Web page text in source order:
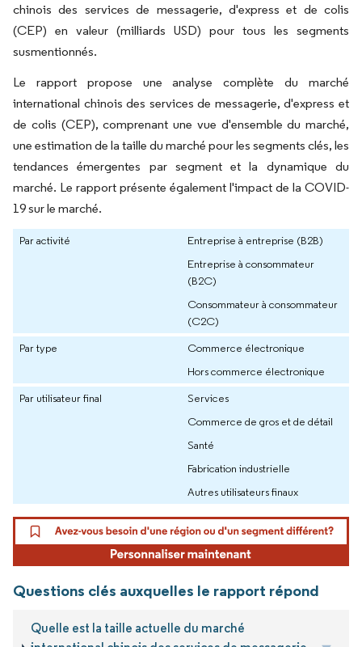
chinois des services de messagerie, d'express et de colis
(CEP) en valeur (milliards USD) pour tous les segments
susmentionnés.
Le rapport propose une analyse complète du marché
international chinois des services de messagerie, d'express et
de colis (CEP), comprenant une vue d'ensemble du marché,
une estimation de la taille du marché pour les segments clés, les
tendances émergentes par segment et la dynamique du
marché. Le rapport présente également l'impact de la COVID-
19 sur le marché.
Par activité
Entreprise à entreprise (B2B)
Entreprise à consommateur
(B2C)
Consommateur à consommateur
(C2C)
Par type
Commerce électronique
Hors commerce électronique
Par utilisateur final
Services
Commerce de gros et de détail
Santé
Fabrication industrielle
Autres utilisateurs finaux
Questions clés auxquelles le rapport répond
Quelle est la taille actuelle du marché